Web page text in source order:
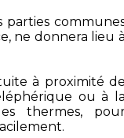
parties
ne donnera lieu
à proximité
ou à
thermes,